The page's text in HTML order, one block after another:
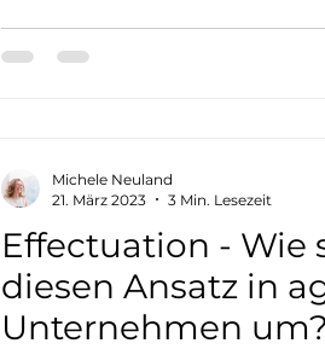
Effectuation - Wie
diesen Ansatz in
Unternehmen um?
Michele Neuland
21. März 2023
3 Min. Lesezeit